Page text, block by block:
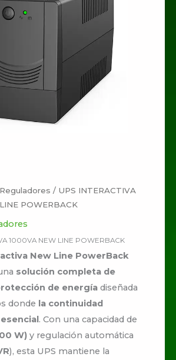
/ UPS INTERACTIVA
POWERBACK
1000VA NEW LINE POWERBACK
New Line PowerBack
solución completa de
de energía diseñada
donde la continuidad
. Con una capacidad de
W) y regulación automática
), esta UPS mantiene la